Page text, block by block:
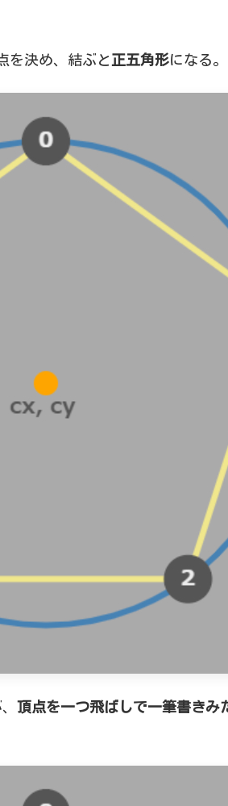
を決め、結ぶと 正五角形になる。
頂点を一つ飛ばしで一筆書きみ